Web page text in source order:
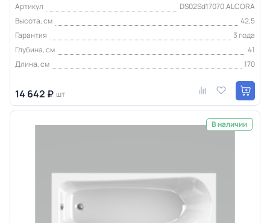
Артикул
DS02Sd17070.ALCORA
Высота, см
42,5
Гарантия
3 года
Глубина, см
41
Длина, см
170
14 642 ₽ шт
В наличии